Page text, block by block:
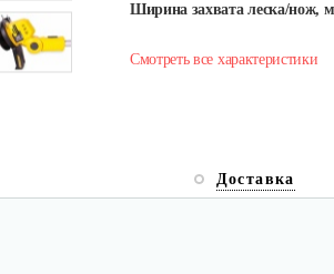
Ширина захвата леска/нож,
Смотреть все характеристики
Доставка